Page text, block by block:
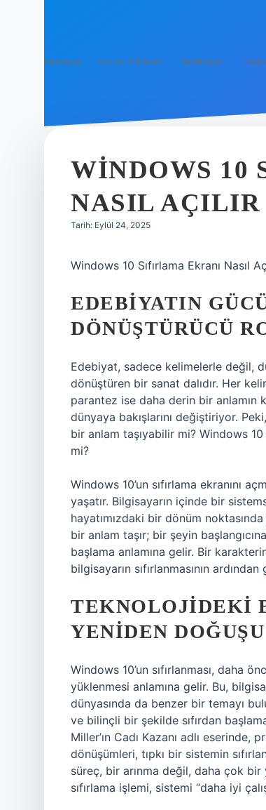
Anasayfa Gizlilik Politikası Yasal Uyarı
WINDOWS 10
NASIL AÇILIR
Tarih: Eylül 24, 2025
Windows 10 Sıfırlama Ekranı Nasıl
EDEBIYATIN
DÖNÜŞTÜRÜCÜ
Edebiyat, sadece kelimelerle değil,
dönüştüren bir sanat dalıdır. Her
parantez ise daha derin bir anlamın
dünyaya bakışlarını değiştiriyor.
bir anlam taşıyabilir mi? Windows
mi?
Windows 10’un sıfırlama ekranını
yaşatır. Bilgisayarın içinde bir
hayatımızdaki bir dönüm noktasında
bir anlam taşır; bir şeyin
başlama anlamına gelir. Bir
bilgisayarın sıfırlanmasının
TEKNOLOJIDEKI
YENIDEN DOĞUŞU
Windows 10’un sıfırlanması, daha
yüklenmesi anlamına gelir. Bu,
dünyasında da benzer bir temayı
ve bilinçli bir şekilde sıfırdan
Miller’ın Cadı Kazanı adlı
dönüşümleri, tıpkı bir sistemin
süreç, bir arınma değil, daha çok
sıfırlama işlemi, sistemi “daha iyi